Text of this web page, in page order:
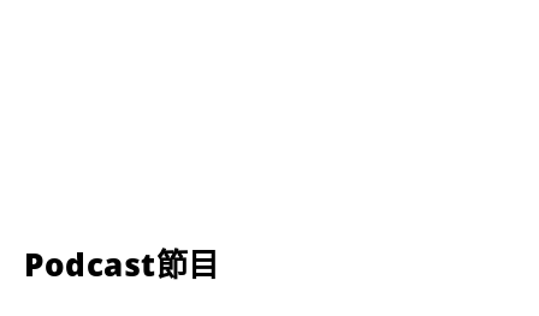
Podcast節目